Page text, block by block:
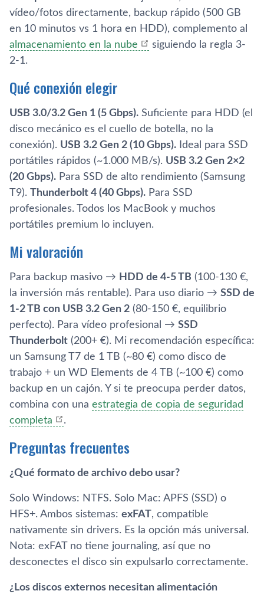
vídeo/fotos directamente, backup rápido (500 GB
en 10 minutos vs 1 hora en HDD), complemento al
almacenamiento en la nube
siguiendo la regla 3-
2-1.
Qué conexión elegir
USB 3.0/3.2 Gen 1 (5 Gbps). Suficiente para HDD (el
disco mecánico es el cuello de botella, no la
conexión). USB 3.2 Gen 2 (10 Gbps). Ideal para SSD
portátiles rápidos (~1.000 MB/s). USB 3.2 Gen 2×2
(20 Gbps). Para SSD de alto rendimiento (Samsung
T9).
Thunderbolt 4 (40 Gbps). Para SSD
profesionales. Todos los MacBook y muchos
portátiles premium lo incluyen.
Mi valoración
Para backup masivo → HDD de 4-5 TB (100-130 €,
la inversión más rentable). Para uso diario → SSD de
1-2 TB con USB 3.2 Gen 2 (80-150 €, equilibrio
perfecto). Para vídeo profesional → SSD
Thunderbolt (200+ €). Mi recomendación específica:
un Samsung T7 de 1 TB (~80 €) como disco de
trabajo + un WD Elements de 4 TB (~100 €) como
backup en un cajón. Y si te preocupa perder datos,
combina con una estrategia de copia de seguridad
completa
.
Preguntas frecuentes
¿Qué formato de archivo debo usar?
Solo Windows: NTFS. Solo Mac: APFS (SSD) o
HFS+. Ambos sistemas: exFAT , compatible
nativamente sin drivers. Es la opción más universal.
Nota: exFAT no tiene journaling, así que no
desconectes el disco sin expulsarlo correctamente.
¿Los discos externos necesitan alimentación